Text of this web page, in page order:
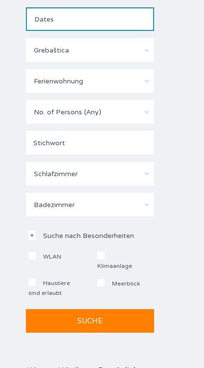
Grebaštica
Ferienwohnung
No. of Persons (Any)
Schlafzimmer
Badezimmer
Suche nach Besonderheiten
WLAN
Klimaanlage
Haustiere
sind erlaubt
Meerblick